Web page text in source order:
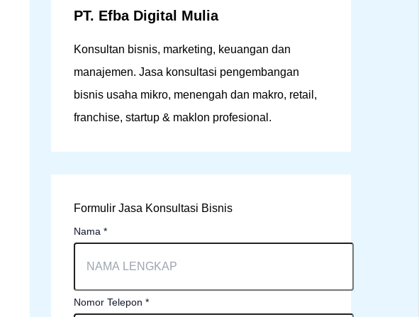
PT. Efba Digital Mulia
Konsultan bisnis, marketing, keuangan dan
manajemen. Jasa konsultasi pengembangan
bisnis usaha mikro, menengah dan makro, retail,
franchise, startup & maklon profesional.
Formulir Jasa Konsultasi Bisnis
Nama *
Nomor Telepon *